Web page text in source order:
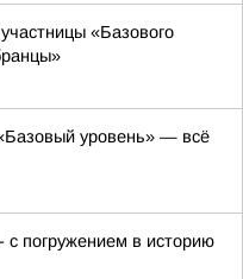
«Базового
уровень» — всё
с погружением в историю